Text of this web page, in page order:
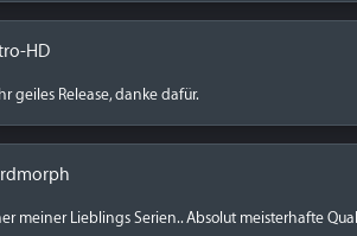
HD
geiles Release, danke dafür.
meiner Lieblings Serien.. Absolut meisterhafte